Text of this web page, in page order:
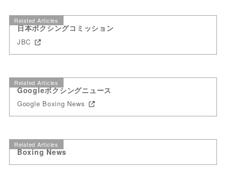
Related Articles
日本ボクシングコミッション
JBC
Related Articles
Googleボクシングニュース
Google Boxing News
Related Articles
Boxing News